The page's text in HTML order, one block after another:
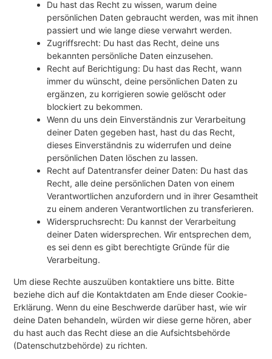
Du hast das Recht zu wissen, warum deine
persönlichen Daten gebraucht werden, was mit ihnen
passiert und wie lange diese verwahrt werden.
Zugriffsrecht: Du hast das Recht, deine uns
bekannten persönliche Daten einzusehen.
Recht auf Berichtigung: Du hast das Recht, wann
immer du wünscht, deine persönlichen Daten zu
ergänzen, zu korrigieren sowie gelöscht oder
blockiert zu bekommen.
Wenn du uns dein Einverständnis zur Verarbeitung
deiner Daten gegeben hast, hast du das Recht,
dieses Einverständnis zu widerrufen und deine
persönlichen Daten löschen zu lassen.
Recht auf Datentransfer deiner Daten: Du hast das
Recht, alle deine persönlichen Daten von einem
Verantwortlichen anzufordern und in ihrer Gesamtheit
zu einem anderen Verantwortlichen zu transferieren.
Widerspruchsrecht: Du kannst der Verarbeitung
deiner Daten widersprechen. Wir entsprechen dem,
es sei denn es gibt berechtigte Gründe für die
Verarbeitung.
Um diese Rechte auszuüben kontaktiere uns bitte. Bitte
beziehe dich auf die Kontaktdaten am Ende dieser Cookie-
Erklärung. Wenn du eine Beschwerde darüber hast, wie wir
deine Daten behandeln, würden wir diese gerne hören, aber
du hast auch das Recht diese an die Aufsichtsbehörde
(Datenschutzbehörde) zu richten.